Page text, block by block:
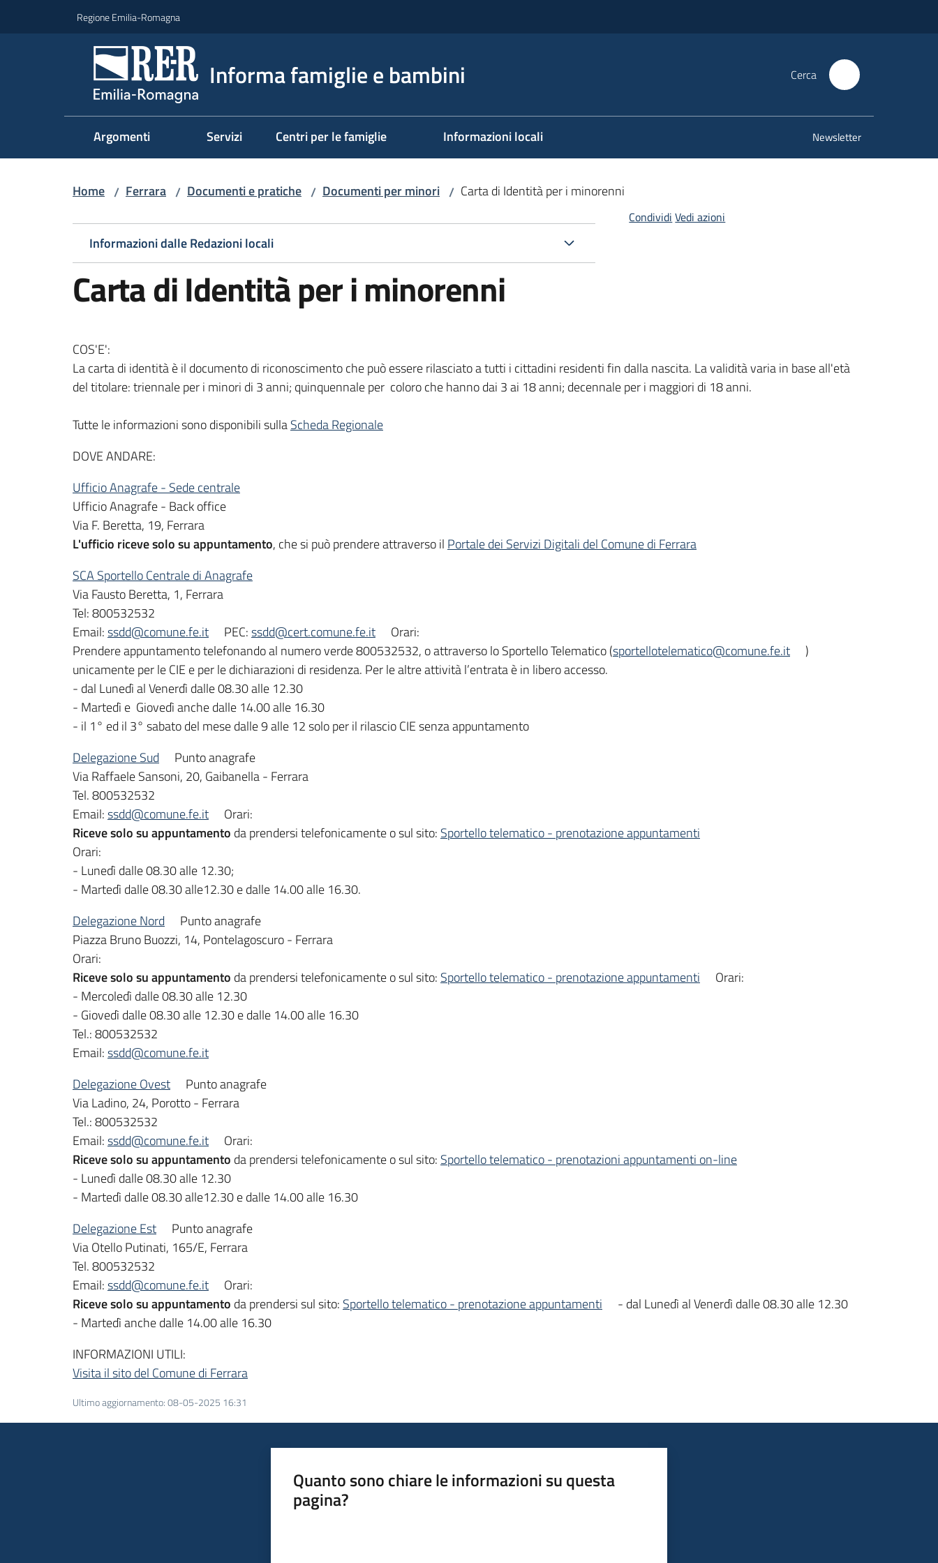
Regione Emilia-Romagna
Informa famiglie e bambini Cerca
Argomenti Servizi Centri per le famiglie Informazioni locali Newsletter
Home / Ferrara / Documenti e pratiche / Documenti per minori / Carta di Identità per i minorenni
Informazioni dalle Redazioni locali
Carta di Identità per i minorenni
Condividi Vedi azioni
COS'E':
La carta di identità è il documento di riconoscimento che può essere rilasciato a tutti i cittadini residenti fin dalla nascita. La validità varia in base all'età
del titolare: triennale per i minori di 3 anni; quinquennale per coloro che hanno dai 3 ai 18 anni; decennale per i maggiori di 18 anni.
Tutte le informazioni sono disponibili sullaScheda Regionale
DOVE ANDARE:
Ufficio Anagrafe - Sede centrale
Ufficio Anagrafe - Back office
Via F. Beretta, 19, Ferrara
L'ufficio riceve solo su appuntamento, che si può prendere attraverso il Portale dei Servizi Digitali del Comune di Ferrara
SCA Sportello Centrale di Anagrafe
Via Fausto Beretta, 1, Ferrara
Tel: 800532532
Email:ssdd@comune.fe.it PEC:ssdd@cert.comune.fe.it
Orari:
Prendere appuntamento telefonando al numero verde 800532532, o attraverso lo Sportello Telematico (sportellotelematico@comune.fe.it
)
unicamente per le CIE e per le dichiarazioni di residenza. Per le altre attività l’entrata è in libero accesso.
- dal Lunedì al Venerdì dalle 08.30 alle 12.30
- Martedì e Giovedì anche dalle 14.00 alle 16.30
- il 1° ed il 3° sabato del mese dalle 9 alle 12 solo per il rilascio CIE senza appuntamento
Delegazione Sud
Punto anagrafe
Via Raffaele Sansoni, 20, Gaibanella - Ferrara
Tel. 800532532
Email:ssdd@comune.fe.it
Orari:
Riceve solo su appuntamento da prendersi telefonicamente o sul sito: Sportello telematico - prenotazione appuntamenti
Orari:
- Lunedì dalle 08.30 alle 12.30;
- Martedì dalle 08.30 alle12.30 e dalle 14.00 alle 16.30.
Delegazione Nord
Punto anagrafe
Piazza Bruno Buozzi, 14, Pontelagoscuro - Ferrara
Orari:
Riceve solo su appuntamento da prendersi telefonicamente o sul sito: Sportello telematico - prenotazione appuntamenti
Orari:
- Mercoledì dalle 08.30 alle 12.30
- Giovedì dalle 08.30 alle 12.30 e dalle 14.00 alle 16.30
Tel.: 800532532
Email:ssdd@comune.fe.it
Delegazione Ovest
Punto anagrafe
Via Ladino, 24, Porotto - Ferrara
Tel.: 800532532
Email:ssdd@comune.fe.it
Orari:
Riceve solo su appuntamento da prendersi telefonicamente o sul sito: Sportello telematico - prenotazioni appuntamenti on-line
- Lunedì dalle 08.30 alle 12.30
- Martedì dalle 08.30 alle12.30 e dalle 14.00 alle 16.30
Delegazione Est
Punto anagrafe
Via Otello Putinati, 165/E, Ferrara
Tel. 800532532
Email:ssdd@comune.fe.it
Orari:
Riceve solo su appuntamento da prendersi sul sito: Sportello telematico - prenotazione appuntamenti
- dal Lunedì al Venerdì dalle 08.30 alle 12.30
- Martedì anche dalle 14.00 alle 16.30
INFORMAZIONI UTILI:
Visita il sito del Comune di Ferrara
Ultimo aggiornamento:08-05-2025 16:31
Quanto sono chiare le informazioni su questa
pagina?